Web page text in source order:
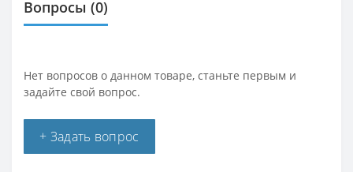
Вопросы (0)
Нет вопросов о данном товаре, станьте первым и
задайте свой вопрос.
+ Задать вопрос